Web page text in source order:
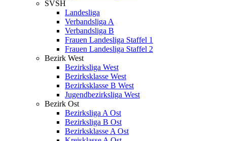
SVSH
Landesliga
Verbandsliga A
Verbandsliga B
Frauen Landesliga Staffel 1
Frauen Landesliga Staffel 2
Bezirk West
Bezirksliga West
Bezirksklasse West
Bezirksklasse B West
Jugendbezirksliga West
Bezirk Ost
Bezirksliga A Ost
Bezirksliga B Ost
Bezirksklasse A Ost